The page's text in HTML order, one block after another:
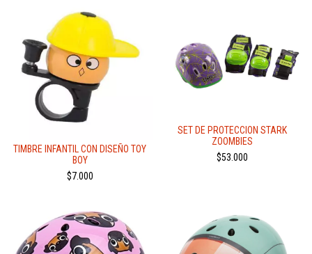
TIMBRE INFANTIL CON DISEÑO TOY
BOY
$7.000
SET DE PROTECCION STARK
ZOOMBIES
$53.000